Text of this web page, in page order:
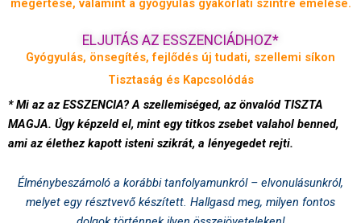
ELJUTÁS AZ ESSZENCIÁDHOZ*
Gyógyulás, önsegítés, fejlődés új tudati, szellemi síkon
Tisztaság és Kapcsolódás
* Mi az az ESSZENCIA? A szellemiséged, az önvalód TISZTA
MAGJA. Úgy képzeld el, mint egy titkos zsebet valahol benned,
ami az élethez kapott isteni szikrát, a lényegedet rejti.
Élménybeszámoló a korábbi tanfolyamunkról – elvonulásunkról,
melyet egy résztvevő készített. Hallgasd meg, milyen fontos